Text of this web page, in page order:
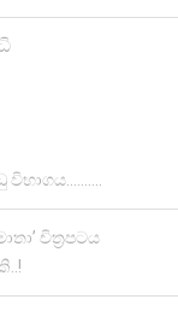
චිත්‍රපටය